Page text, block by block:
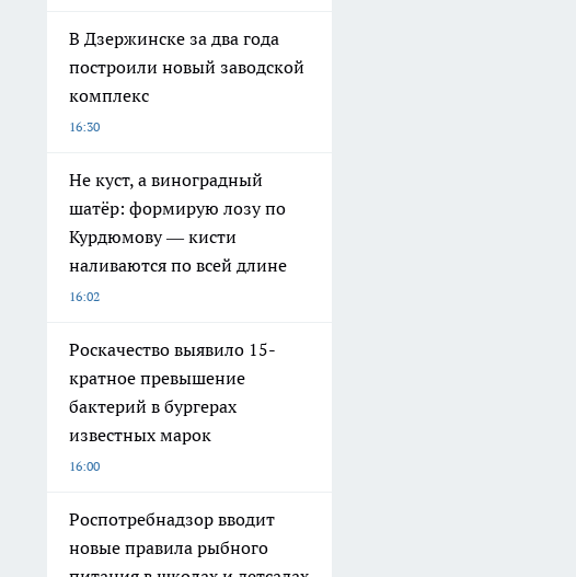
В Дзержинске за два года
построили новый заводской
комплекс
16:30
Не куст, а виноградный
шатёр: формирую лозу по
Курдюмову — кисти
наливаются по всей длине
16:02
Роскачество выявило 15-
кратное превышение
бактерий в бургерах
известных марок
16:00
Роспотребнадзор вводит
новые правила рыбного